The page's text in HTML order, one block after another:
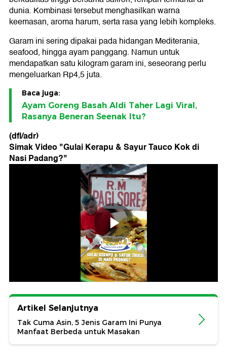
dunia. Kombinasi tersebut menghasilkan warna
keemasan, aroma harum, serta rasa yang lebih kompleks.
Garam ini sering dipakai pada hidangan Mediterania,
seafood, hingga ayam panggang. Namun untuk
mendapatkan satu kilogram garam ini, seseorang perlu
mengeluarkan Rp4,5 juta.
Baca juga:
Ayam Goreng Basah Aldi Taher Lagi Viral,
Rasanya Beneran Seenak Itu?
(dfl/adr)
Simak Video "Gulai Kerapu & Sayur Tauco Kok di
Nasi Padang?"
Artikel Selanjutnya
Tak Cuma Asin, 5 Jenis Garam Ini Punya
Manfaat Berbeda untuk Masakan